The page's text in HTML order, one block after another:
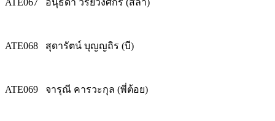
ATE067 อนุธิดา วิริยวงศกร (สลา)
ATE068 สุดารัตน์ บุญญถิร (บี)
ATE069 จารุณี คารวะกุล (พี่ต้อย)